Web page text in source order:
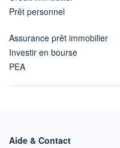
Prêt personnel
Assurance prêt immobilier
Investir en bourse
PEA
Aide & Contact